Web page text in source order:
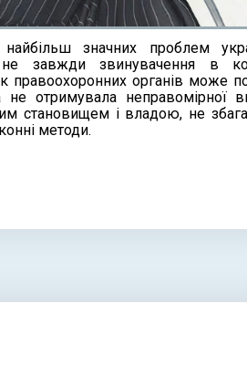
значних проблем
не завжди звинувачення в
правоохоронних органів може
отримувала неправомірної
становищем і владою, не
методи.